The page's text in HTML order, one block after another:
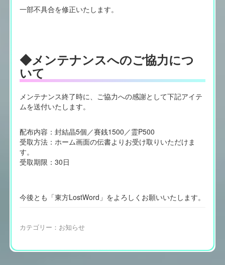
一部不具合を修正いたします。
◆メンテナンスへのご協力につ
いて
メンテナンス終了時に、ご協力への感謝として下記アイテ
ムを送付いたします。
配布内容：封結晶5個／賽銭1500／霊P500
受取方法：ホーム画面の伝書よりお受け取りいただけま
す。
受取期限：30日
今後とも「東方LostWord」をよろしくお願いいたします。
カテゴリー： お知らせ